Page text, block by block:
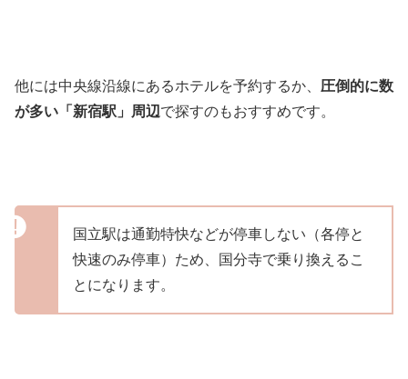
他には中央線沿線にあるホテルを予約するか、 圧倒的に数
が多い「新宿駅」周辺で探すのもおすすめです。
国立駅は通勤特快などが停車しない（各停と
快速のみ停車）ため、国分寺で乗り換えるこ
とになります。